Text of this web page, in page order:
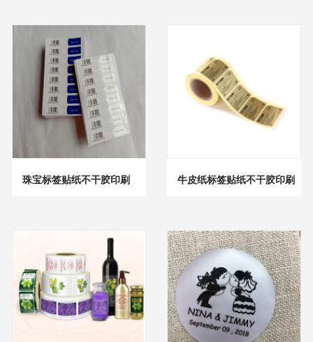
珠宝标签贴纸不干胶印刷 牛皮纸标签贴纸不干胶印刷